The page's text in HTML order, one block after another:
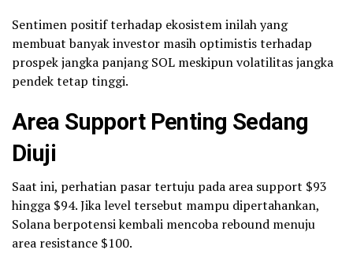
Sentimen positif terhadap ekosistem inilah yang
membuat banyak investor masih optimistis terhadap
prospek jangka panjang SOL meskipun volatilitas jangka
pendek tetap tinggi.
Area Support Penting Sedang
Diuji
Saat ini, perhatian pasar tertuju pada area support $93
hingga $94. Jika level tersebut mampu dipertahankan,
Solana berpotensi kembali mencoba rebound menuju
area resistance $100.